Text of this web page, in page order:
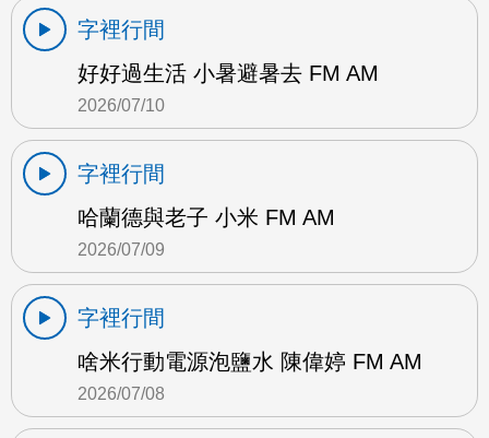
字裡行間
好好過生活 小暑避暑去 FM AM
2026/07/10
字裡行間
哈蘭德與老子 小米 FM AM
2026/07/09
字裡行間
啥米行動電源泡鹽水 陳偉婷 FM AM
2026/07/08